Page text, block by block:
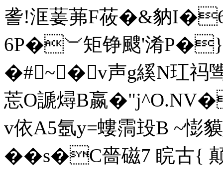
詟!洭葁茀F莜�&豽
6P�︶矩铮颼'淆
�#~�v声g縘N玒祃
莣O謕燖B嬴
v依A5氬y=螻霘殶B ~憉
��s�C嗇磁7 睆古{